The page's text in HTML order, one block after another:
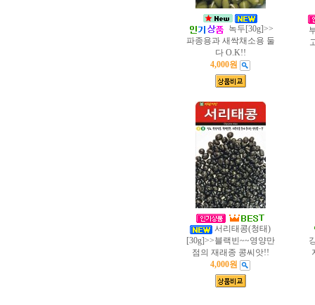
녹두[30g]>>
파종용과 새싹채소용 둘
다 O.K!!
4,000원
서리태콩(청태)
[30g]>>블랙빈~~영양만
점의 재래종 콩씨앗!!
4,000원